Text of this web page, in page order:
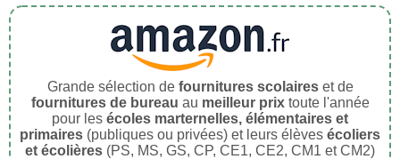
Grande sélection de fournitures scolaireset de
fournitures de bureau au meilleur prixtoute l'année
pour les écoles marternelles, élémentaires et
primaires (publiques ou privées) et leurs élèves écoliers
et écolières (PS, MS, GS, CP, CE1, CE2, CM1 et CM2)